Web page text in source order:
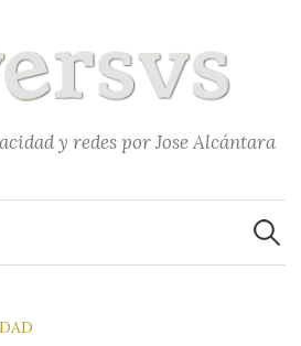
y redes por Jose Alcántara